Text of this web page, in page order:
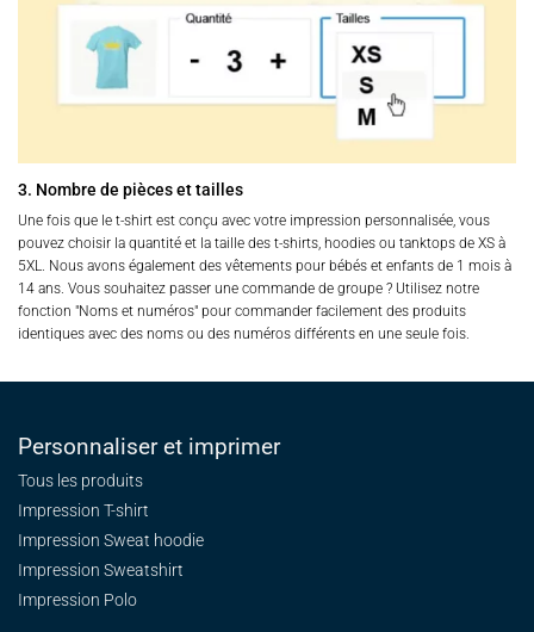
3. Nombre de pièces et tailles
Une fois que le t-shirt est conçu avec votre impression personnalisée, vous
pouvez choisir la quantité et la taille des t-shirts, hoodies ou tanktops de XS à
5XL. Nous avons également des vêtements pour bébés et enfants de 1 mois à
14 ans. Vous souhaitez passer une commande de groupe ? Utilisez notre
fonction "Noms et numéros" pour commander facilement des produits
identiques avec des noms ou des numéros différents en une seule fois.
Personnaliser et imprimer
Tous les produits
Impression T-shirt
Impression Sweat hoodie
Impression Sweatshirt
Impression Polo